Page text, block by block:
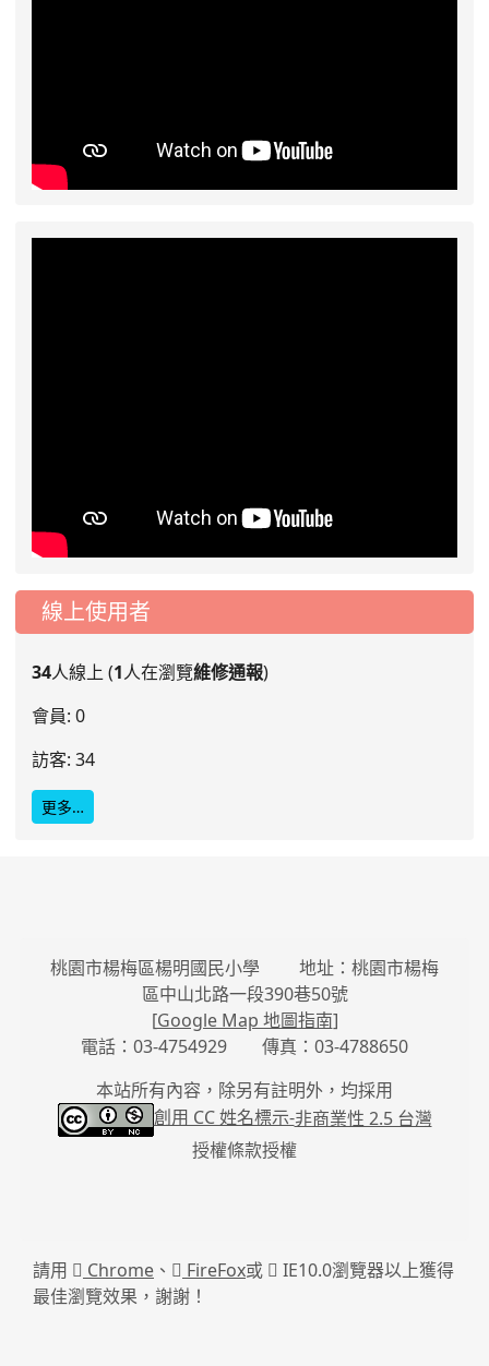
線上使用者
34人線上 (1人在瀏覽維修通報)
會員: 0
訪客: 34
更多…
桃園市楊梅區楊明國民小學 地址：桃園市楊梅
區中山北路一段390巷50號
[Google Map 地圖指南]
電話：03-4754929 傳真：03-4788650
本站所有內容，除另有註明外，均採用
創用 CC 姓名標示-非商業性 2.5 台灣
授權條款授權
請用 Chrome 、 FireFox或
IE10.0瀏覽器以上獲得
最佳瀏覽效果，謝謝！